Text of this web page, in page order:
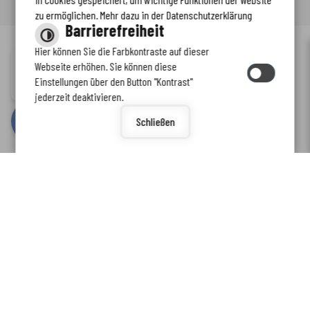
Inhalt-Impressum-Datenschutzerklärung Kontaktformular -
Barrierefreiheit
bycm citymedia GmbH
Immer auf dem neuesten Stand
www.enkreis.de möchte Ihnen Benachrichtigungen senden
zu ermöglichen. Mehr dazu in der Datenschutzerklärung
Barrierefreiheit
Hier können Sie die Farbkontraste auf dieser
Webseite erhöhen. Sie können diese
Einstellungen über den Button "Kontrast"
jederzeit deaktivieren.
Schließen